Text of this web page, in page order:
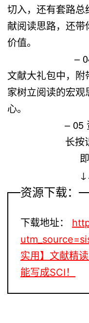
切入，还有套路
献阅读思路，还
价值。
–
文献大礼包中，
家树立阅读的宏
心。
– 05
长按
资源下载：
下载地址：
实用】文献精
能写成SCI！